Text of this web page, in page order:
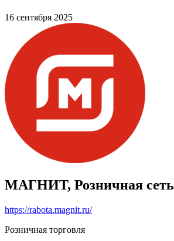
16 сентября 2025
МАГНИТ, Розничная сеть
https://rabota.magnit.ru/
Розничная торговля